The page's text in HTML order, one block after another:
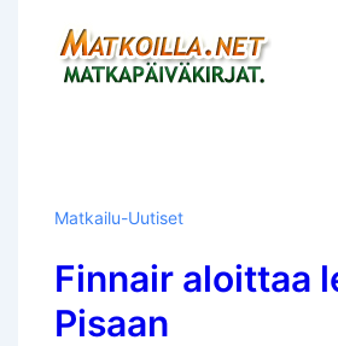
Matkailu-Uutiset
Finnair aloittaa
Pisaan